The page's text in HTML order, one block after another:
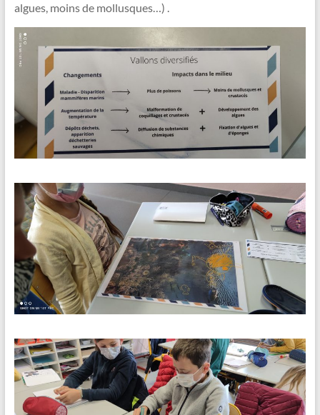
algues, moins de mollusques…) .